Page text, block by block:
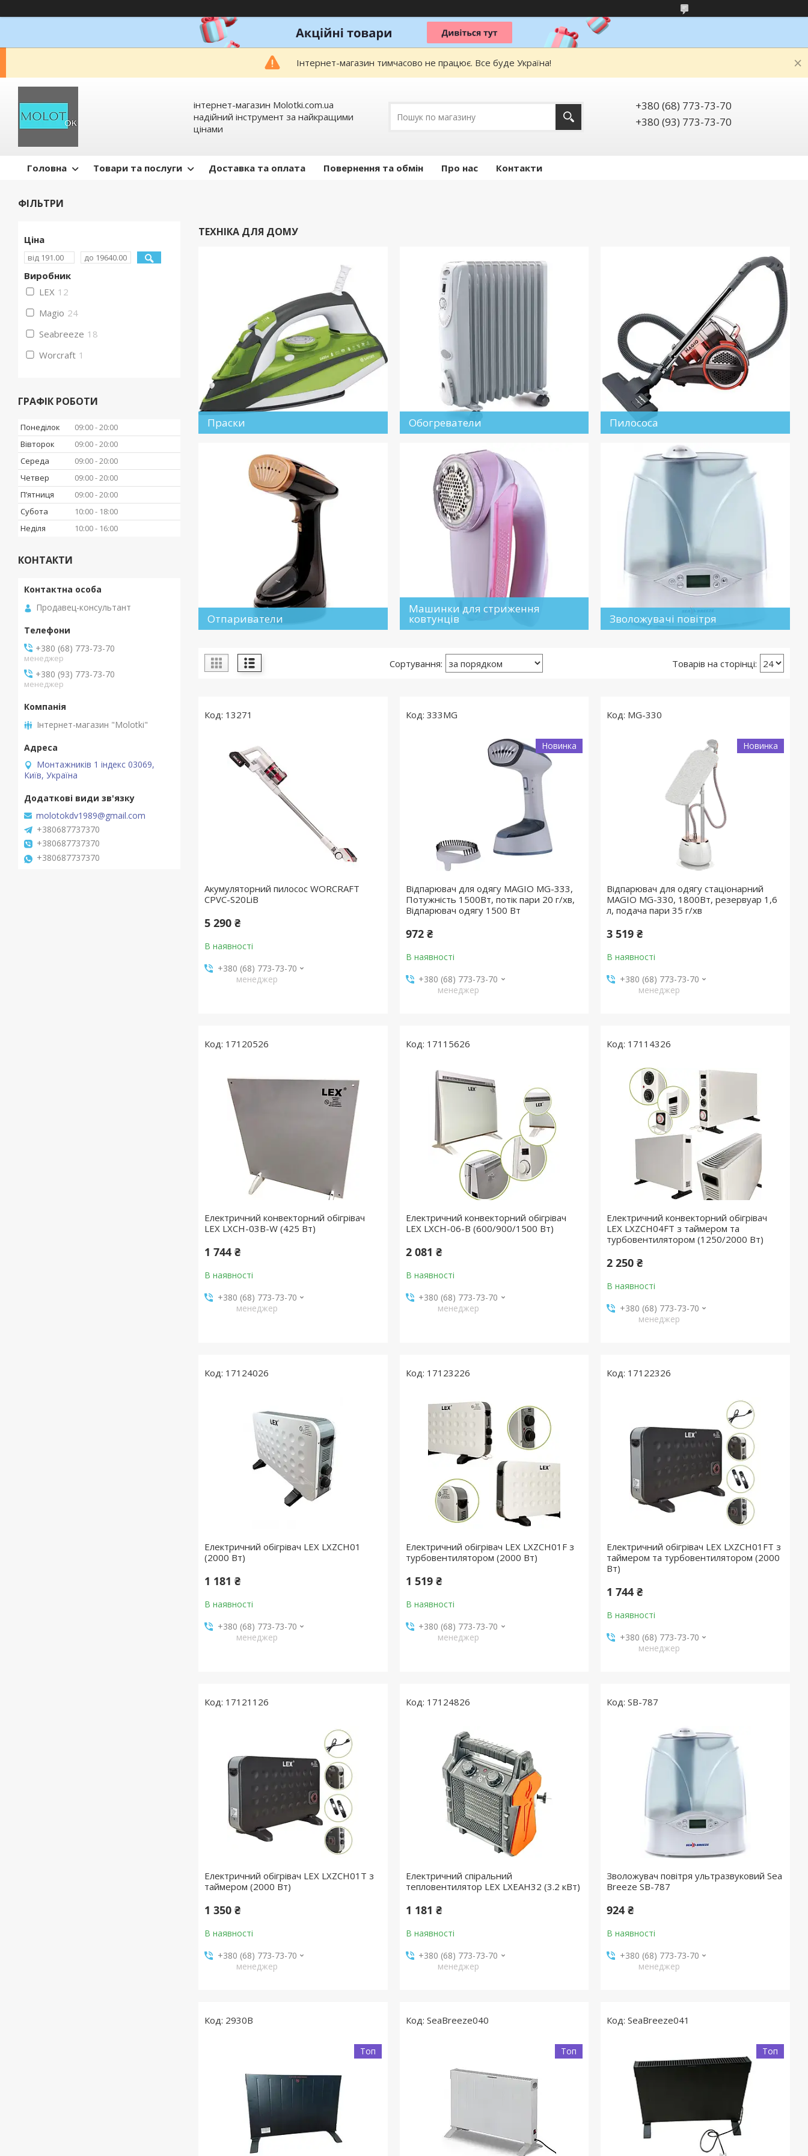
Інтернет-магазин тимчасово не працює. Все буде Україна!
інтернет-магазин Molotki.com.ua
надійний інструмент за найкращими
цінами
+380 (68) 773-73-70
+380 (93) 773-73-70
Головна Товари та послуги Доставка та оплата Повернення та обмін Про нас Контакти
ТЕХНІКА ДЛЯ ДОМУ
Праски Обогреватели Пилососа
Отпариватели
Машинки для стриження
ковтунців Зволожувачі повітря
13271
Акумуляторний пилосос WORCRAFT
CPVC-S20LiB
5 290 ₴
В наявності
+380 (68) 773-73-70
менеджер
333MG
Новинка
Відпарювач для одягу MAGIO МG-333,
Потужність 1500Вт, потік пари 20 г/хв,
Відпарювач одягу 1500 Вт
972 ₴
В наявності
+380 (68) 773-73-70
менеджер
MG-330
Новинка
Відпарювач для одягу стаціонарний
MAGIO МG-330, 1800Вт, резервуар 1,6
л, подача пари 35 г/хв
3 519 ₴
В наявності
+380 (68) 773-73-70
менеджер
17120526
Електричний конвекторний обігрівач
LEX LXCH-03B-W (425 Вт)
1 744 ₴
В наявності
+380 (68) 773-73-70
менеджер
17115626
Електричний конвекторний обігрівач
LEX LXCH-06-B (600/900/1500 Вт)
2 081 ₴
В наявності
+380 (68) 773-73-70
менеджер
17114326
Електричний конвекторний обігрівач
LEX LXZCH04FT з таймером та
турбовентилятором (1250/2000 Вт)
2 250 ₴
В наявності
+380 (68) 773-73-70
менеджер
17124026
Електричний обігрівач LEX LXZCH01
(2000 Вт)
1 181 ₴
В наявності
+380 (68) 773-73-70
менеджер
17123226
Електричний обігрівач LEX LXZCH01F з
турбовентилятором (2000 Вт)
1 519 ₴
В наявності
+380 (68) 773-73-70
менеджер
17122326
Електричний обігрівач LEX LXZCH01FT з
таймером та турбовентилятором (2000
Вт)
1 744 ₴
В наявності
+380 (68) 773-73-70
менеджер
17121126
Електричний обігрівач LEX LXZCH01T з
таймером (2000 Вт)
1 350 ₴
В наявності
+380 (68) 773-73-70
менеджер
17124826
Електричний спіральний
тепловентилятор LEX LXEAH32 (3.2 кВт)
1 181 ₴
В наявності
+380 (68) 773-73-70
менеджер
SB-787
Зволожувач повітря ультразвуковий Sea
Breeze SB-787
924 ₴
В наявності
+380 (68) 773-73-70
менеджер
2930В
Топ
SeaBreeze040
Топ
SeaBreeze041
Топ
ФІЛЬТРИ
Ціна
Виробник
LEX 12
Magio 24
Seabreeze 18
Worcraft 1
ГРАФІК РОБОТИ
Понеділок 09:00 20:00
Вівторок
09:00 20:00
Середа
09:00 20:00
Четвер
09:00 20:00
Пʼятниця
09:00 20:00
Субота
10:00
18:00
Неділя
10:00 16:00
КОНТАКТИ
Продавец-консультант
+380 (68) 773-73-70
менеджер
+380 (93) 773-73-70
менеджер
Інтернет-магазин "Molotki"
Монтажників 1 індекс 03069,
Київ, Україна
molotokdv1989@gmail.com
+380687737370
+380687737370
+380687737370